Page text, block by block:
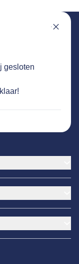
gesloten
Van